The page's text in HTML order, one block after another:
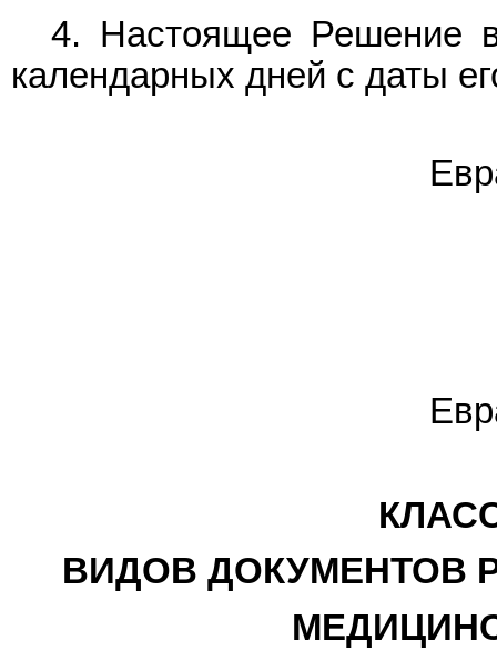
4. Настоящее Решение
календарных дней с даты
ВИДОВ ДОКУМЕНТОВ